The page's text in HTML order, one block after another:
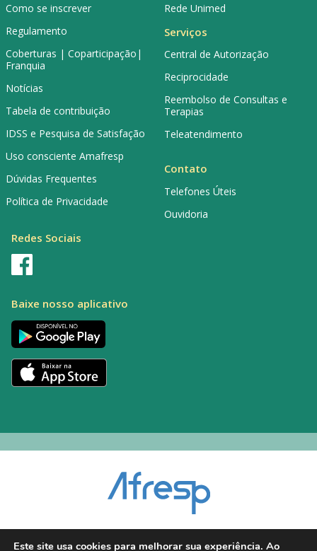
Como se inscrever
Regulamento
Coberturas | Coparticipação|
Franquia
Notícias
Tabela de contribuição
IDSS e Pesquisa de Satisfação
Uso consciente Amafresp
Dúvidas Frequentes
Política de Privacidade
Rede Unimed
Serviços
Central de Autorização
Reciprocidade
Reembolso de Consultas e
Terapias
Teleatendimento
Contato
Telefones Úteis
Ouvidoria
Redes Sociais
Baixe nosso aplicativo
dpo@afresp.org.br
Este site usa cookies para melhorar sua experiência. Ao